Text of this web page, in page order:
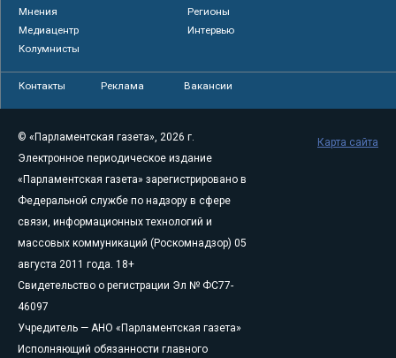
Мнения
Регионы
Медиацентр
Интервью
Колумнисты
Контакты Реклама Вакансии
© «Парламентская газета», 2026 г.
Электронное периодическое издание
«Парламентская газета» зарегистрировано в
Федеральной службе по надзору в сфере
связи, информационных технологий и
массовых коммуникаций (Роскомнадзор) 05
августа 2011 года. 18+
Свидетельство о регистрации Эл № ФС77-
46097
Учредитель — АНО «Парламентская газета»
Исполняющий обязанности главного
Карта сайта